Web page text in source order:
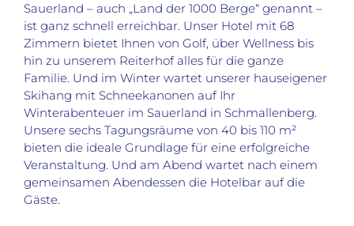
Sauerland – auch „Land der 1000 Berge“ genannt –
ist ganz schnell erreichbar. Unser Hotel mit 68
Zimmern bietet Ihnen von Golf, über Wellness bis
hin zu unserem Reiterhof alles für die ganze
Familie. Und im Winter wartet unserer hauseigener
Skihang mit Schneekanonen auf Ihr
Winterabenteuer im Sauerland in Schmallenberg.
Unsere sechs Tagungsräume von 40 bis 110 m²
bieten die ideale Grundlage für eine erfolgreiche
Veranstaltung. Und am Abend wartet nach einem
gemeinsamen Abendessen die Hotelbar auf die
Gäste.